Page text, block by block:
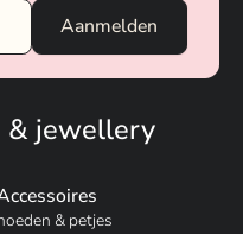
& jewellery
& petjes